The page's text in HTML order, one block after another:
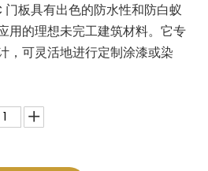
板具有出色的防水性和防白蚁
用的理想未完工建筑材料。它专
，可灵活地进行定制涂漆或染